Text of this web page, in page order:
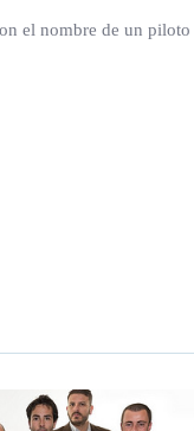
nombre de un